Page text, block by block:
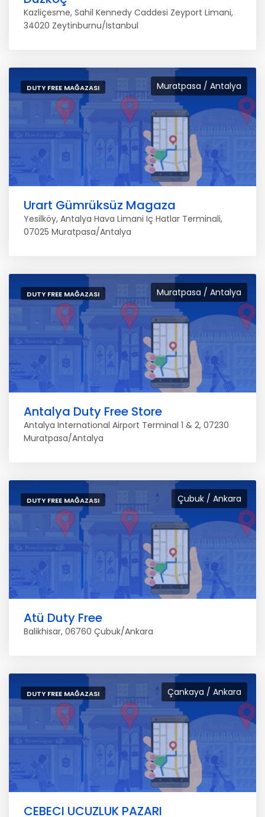
Kazliçesme, Sahil Kennedy Caddesi Zeyport Limani,
34020 Zeytinburnu/Istanbul
Muratpasa / Antalya
DUTY FREE MAĞAZASI
Urart Gümrüksüz Magaza
Yesilköy, Antalya Hava Limani Iç Hatlar Terminali,
07025 Muratpasa/Antalya
Muratpasa / Antalya
DUTY FREE MAĞAZASI
Antalya Duty Free Store
Antalya International Airport Terminal 1 & 2, 07230
Muratpasa/Antalya
Çubuk / Ankara
DUTY FREE MAĞAZASI
Atü Duty Free
Balikhisar, 06760 Çubuk/Ankara
Çankaya / Ankara
DUTY FREE MAĞAZASI
CEBECI UCUZLUK PAZARI